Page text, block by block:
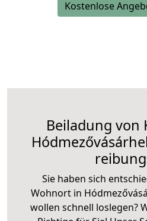
Kostenlose
Beiladung von
Sie haben sich
Wohnort in
wollen schnell loslegen?